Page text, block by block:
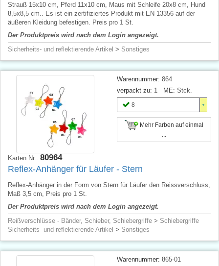
Strauß 15x10 cm, Pferd 11x10 cm, Maus mit Schleife 20x8 cm, Hund
8,5x8,5 cm.. Es ist ein zertifiziertes Produkt mit EN 13356 auf der
äußeren Kleidung befestigen. Preis pro 1 St.
Der Produktpreis wird nach dem Login angezeigt.
Sicherheits- und reflektierende Artikel > Sonstiges
Warennummer: 864
verpackt zu: 1 ME: Stck.
8
Mehr Farben auf einmal
Karten Nr.: 80964
Reflex-Anhänger für Läufer - Stern
Reflex-Anhänger in der Form von Stern für Läufer den Reissverschluss,
Maß 3,5 cm, Preis pro 1 St.
Der Produktpreis wird nach dem Login angezeigt.
Reißverschlüsse - Bänder, Schieber, Schiebergriffe > Schiebergriffe
Sicherheits- und reflektierende Artikel > Sonstiges
Warennummer: 865-01